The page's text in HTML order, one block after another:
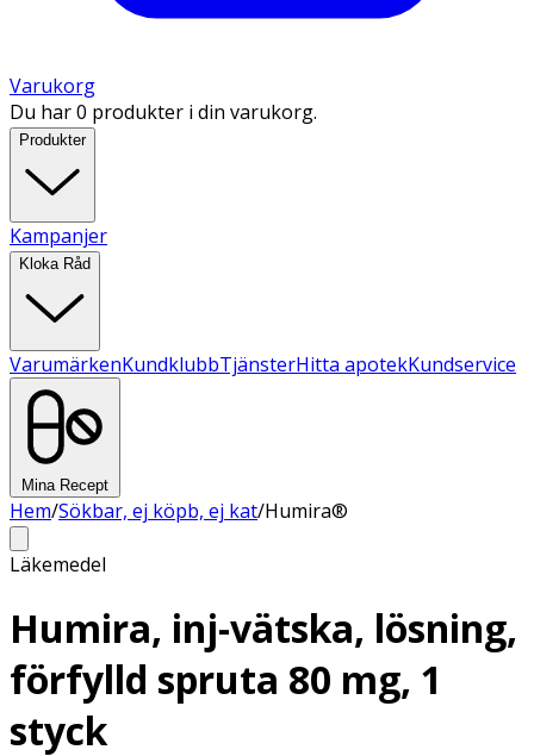
Varukorg
Du har 0 produkter i din varukorg.
Produkter
Kampanjer
Kloka Råd
VarumärkenKundklubbTjänsterHitta apotekKundservice
Mina Recept
Hem/Sökbar, ej köpb, ej kat/Humira®
Läkemedel
Humira, inj-vätska, lösning,
förfylld spruta 80 mg, 1
styck